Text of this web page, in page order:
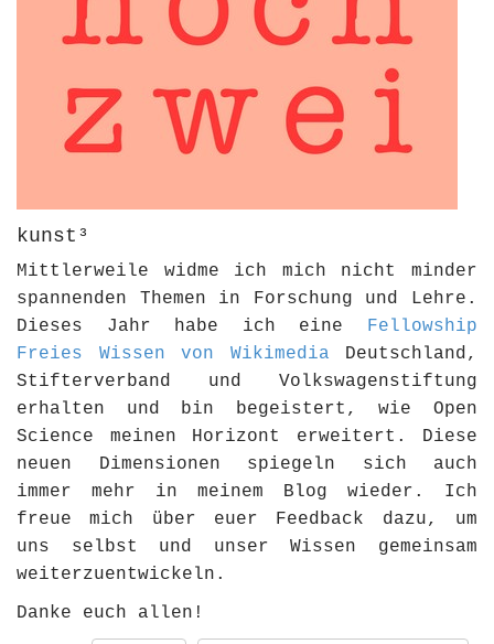
kunst³
Mittlerweile widme ich mich nicht minder
spannenden Themen in Forschung und Lehre.
Dieses Jahr habe ich eine Fellowship
Freies Wissen von Wikimedia Deutschland,
Stifterverband und Volkswagenstiftung
erhalten und bin begeistert, wie Open
Science meinen Horizont erweitert. Diese
neuen Dimensionen spiegeln sich auch
immer mehr in meinem Blog wieder. Ich
freue mich über euer Feedback dazu, um
uns selbst und unser Wissen gemeinsam
weiterzuentwickeln.
Danke euch allen!